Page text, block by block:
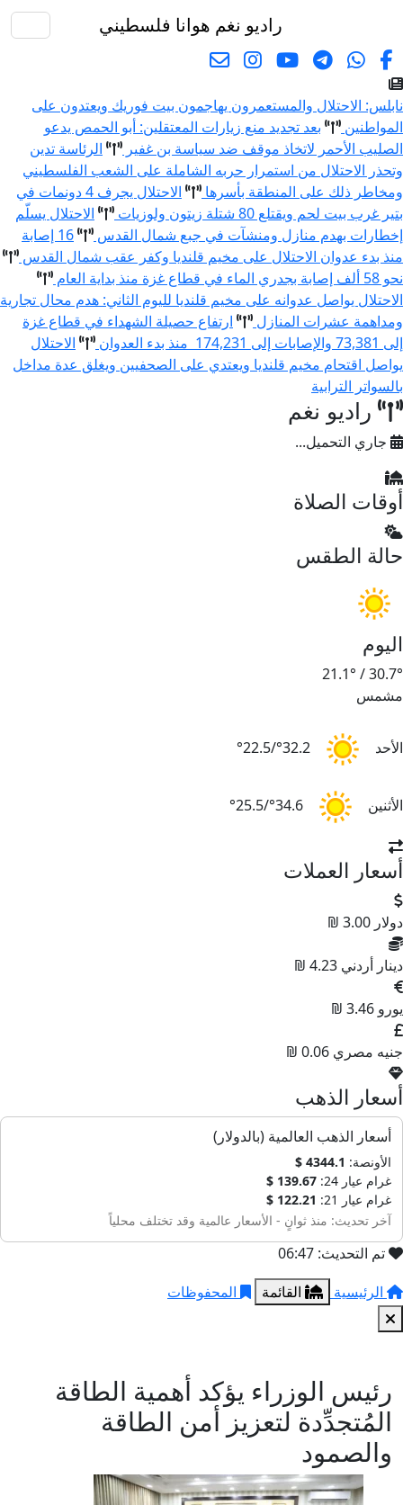
راديو نغم هوانا فلسطيني
نابلس: الاحتلال والمستعمرون يهاجمون بيت فوريك ويعتدون على
المواطنين
بعد تجديد منع زيارات المعتقلين: أبو الحمص يدعو
الصليب الأحمر لاتخاذ موقف ضد سياسة بن غفير
الرئاسة تدين
وتحذر الاحتلال من استمرار حربه الشاملة على الشعب الفلسطيني
ومخاطر ذلك على المنطقة بأسرها
الاحتلال يجرف 4 دونمات في
بتير غرب بيت لحم ويقتلع 80 شتلة زيتون ولوزيات
الاحتلال يسلّم
إخطارات بهدم منازل ومنشآت في جبع شمال القدس
16 إصابة
منذ بدء عدوان الاحتلال على مخيم قلنديا وكفر عقب شمال القدس
نحو 58 ألف إصابة بجدري الماء في قطاع غزة منذ بداية العام
الاحتلال يواصل عدوانه على مخيم قلنديا لليوم الثاني: هدم محال تجارية
ومداهمة عشرات المنازل
ارتفاع حصيلة الشهداء في قطاع غزة
إلى 73,381 والإصابات إلى 174,231 منذ بدء العدوان
الاحتلال
يواصل اقتحام مخيم قلنديا ويعتدي على الصحفيين ويغلق عدة مداخل
بالسواتر الترابية
راديو نغم
جاري التحميل...
أوقات الصلاة
حالة الطقس
اليوم
30.7°
/
21.1°
مشمس
الأحد 32.2°/22.5°
الأثنين 34.6°/25.5°
أسعار العملات
دولار 3.00 ₪
دينار أردني 4.23 ₪
يورو 3.46 ₪
جنيه مصري 0.06 ₪
أسعار الذهب
أسعار الذهب العالمية (بالدولار)
الأونصة: 4344.1 $
غرام عيار 24:
139.67 $
غرام عيار 21:
122.21 $
آخر تحديث: منذ ثوانٍ - الأسعار عالمية وقد تختلف محلياً
تم التحديث: 06:47
الرئيسية
القائمة المحفوظات
رئيس الوزراء يؤكد أهمية الطاقة
المُتجدِّدة لتعزيز أمن الطاقة
والصمود